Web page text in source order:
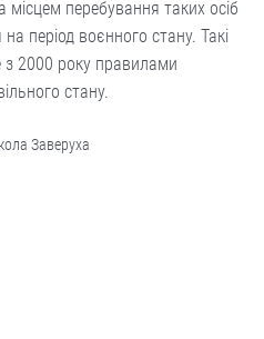
перебування таких осіб
період воєнного стану. Такі
2000 року правилами
стану.
Заверуха